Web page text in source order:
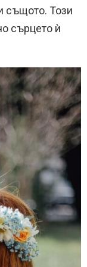
същото. Този
сърцето ѝ